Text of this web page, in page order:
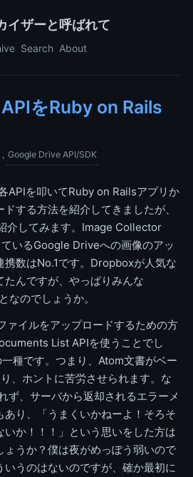
イザーと呼ばれて
Search About
をRuby on Rails
Google Drive API/SDK
APIを叩いてRuby on Railsアプリか
する方法を紹介してきましたが、
介してみます。Image Collector
いるGoogle Driveへの画像のアッ
携数はNo.1です。Dropboxが人気な
んですが、やっぱりみんな
なのでしょうか。
イルをアップロードするための方
List APIを使うことでし
種です。つまり、Atom文書がベー
、ホントに苦労させられます。な
ず、サーバから返却されるエラーメ
あり、「うまくいかねーよ！そろそ
いか！！！」という思いをした方は
ょうか？僕は夜がめっぽう弱いので
うのはないのですが、確か最初に